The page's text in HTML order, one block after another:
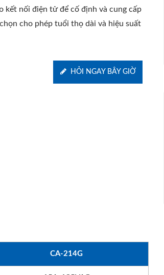
kết nối điện tử để cố định và cung cấp
cho phép tuổi thọ dài và hiệu suất
HỎI NGAY BÂY GIỜ
CA-214G